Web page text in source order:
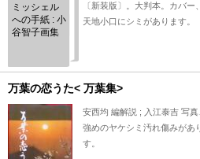
ミッシェル
への手紙 : 小
谷智子画集
〔新装版〕。大判本。カバー
天地小口にシミがあります。
万葉の恋うた< 万葉集>
安西均 編解説 ; 入江泰吉 写真
強めのヤケシミ汚れ傷みがあ
す。